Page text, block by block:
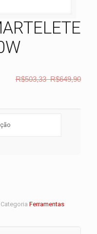
R$503,33–R$649,90
Categoria Ferramentas